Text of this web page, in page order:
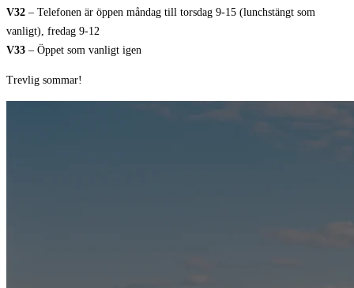
V32 – Telefonen är öppen måndag till torsdag 9-15 (lunchstängt som
vanligt), fredag 9-12
V33 – Öppet som vanligt igen
Trevlig sommar!